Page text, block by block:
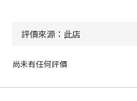
尚未有任何評價